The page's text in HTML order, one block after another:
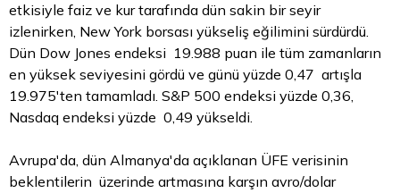
etkisiyle faiz ve kur tarafında dün sakin bir seyir
izlenirken, New York borsası yükseliş eğilimini sürdürdü.
Dün Dow Jones endeksi 19.988 puan ile tüm zamanların
en yüksek seviyesini gördü ve günü yüzde 0,47 artışla
19.975'ten tamamladı. S&P 500 endeksi yüzde 0,36,
Nasdaq endeksi yüzde 0,49 yükseldi.
Avrupa'da, dün Almanya'da açıklanan ÜFE verisinin
beklentilerin üzerinde artmasına karşın avro/dolar